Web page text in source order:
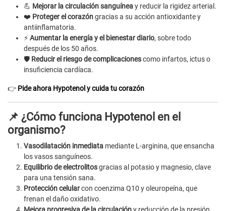
💪 Mejorar la circulación sanguíneay reducir la rigidez arterial.
❤️ Proteger el corazóngracias a su acción antioxidante y
antiinflamatoria.
⚡ Aumentar la energía y el bienestar diario, sobre todo
después de los 50 años.
🛡️ Reducir el riesgo de complicacionescomo infartos, ictus o
insuficiencia cardíaca.
👉 Pide ahora Hypotenol y cuida tu corazón
📌 ¿Cómo funciona Hypotenol en el
organismo?
Vasodilatación inmediata mediante L-arginina, que ensancha
los vasos sanguíneos.
Equilibrio de electrolitosgracias al potasio y magnesio, clave
para una tensión sana.
Protección celularcon coenzima Q10 y oleuropeína, que
frenan el daño oxidativo.
Mejora progresiva de la circulacióny reducción de la presión